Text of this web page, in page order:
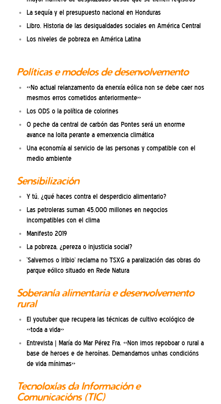
La sequía y el presupuesto nacional en Honduras
Libro. Historia de las desigualdades sociales en América Central
Los niveles de pobreza en América Latina
Políticas e modelos de desenvolvemento
«No actual relanzamento da enerxía eólica non se debe caer nos
mesmos erros cometidos anteriormente»
Los ODS o la política de colorines
O peche da central de carbón das Pontes será un enorme
avance na loita perante a emerxencia climática
Una economía al servicio de las personas y compatible con el
medio ambiente
Sensibilización
Y tú, ¿qué haces contra el desperdicio alimentario?
Las petroleras suman 45.000 millones en negocios
incompatibles con el clima
Manifesto 2019
La pobreza, ¿pereza o injusticia social?
‘Salvemos o Iribio’ reclama no TSXG a paralización das obras do
parque eólico situado en Rede Natura
Soberanía alimentaria e desenvolvemento
rural
El youtuber que recupera las técnicas de cultivo ecológico de
«toda a vida»
Entrevista | María do Mar Pérez Fra. «Non imos repoboar o rural a
base de heroes e de heroínas. Demandamos unhas condicións
de vida mínimas»
Tecnoloxías da Información e
Comunicacións (TIC)